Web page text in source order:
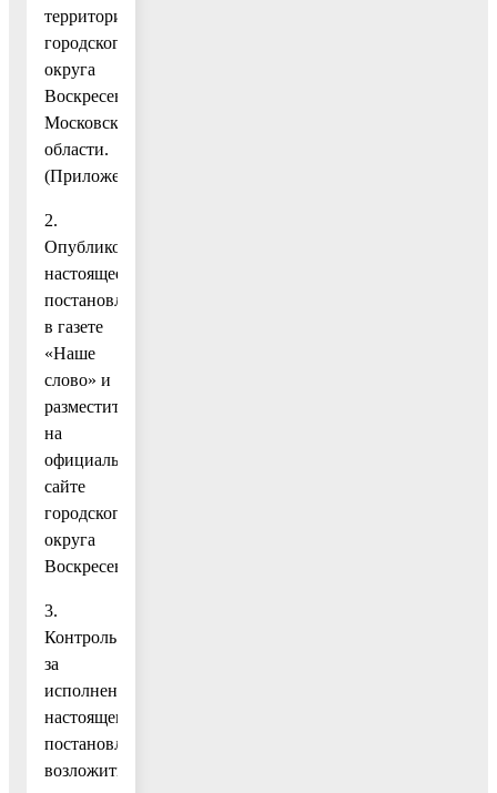
территории
городского
округа
Воскресенск
Московской
области.
(Приложение.)
2.
Опубликовать
настоящее
постановление
в газете
«Наше
слово» и
разместить
на
официальном
сайте
городского
округа
Воскресенск.
3.
Контроль
за
исполнением
настоящего
постановления
возложить